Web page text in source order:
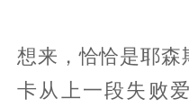
想来，恰恰是耶森
卡从上一段失败